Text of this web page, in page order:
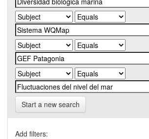
Start a new search
Add filters: